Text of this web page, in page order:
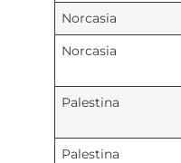
Norcasia
Norcasia
Palestina
Palestina